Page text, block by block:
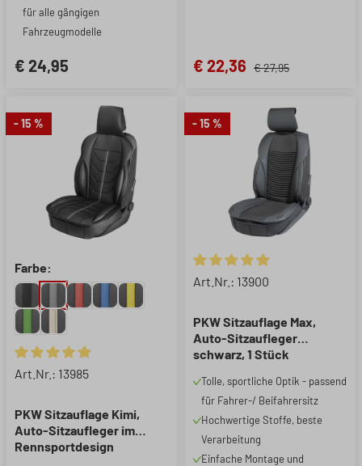
für alle gängigen
Fahrzeugmodelle
€ 24,95 € 22,36 € 27,95
- 15 %
Farbe:
Durchschnittliche Bewertung von 4.89 von 5 Sternen
Art.Nr.: 13985
PKW Sitzauflage Kimi,
Auto-Sitzaufleger im
Rennsportdesign
- 15 %
Durchschnittliche Bewertung
Art.Nr.: 13900
PKW Sitzauflage Max,
Auto-Sitzaufleger
schwarz, 1 Stück
Tolle, sportliche Optik - passend
für Fahrer-/ Beifahrersitz
Hochwertige Stoffe, beste
Verarbeitung
Einfache Montage und